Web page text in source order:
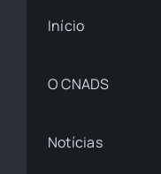
Início
O CNADS
Notícias